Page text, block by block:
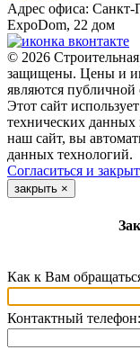
Адрес офиса: Санкт-
ExpoDom, 22 дом
© 2026
защищены. Цены и
являются публичной
Этот сайт
технических данных
наш сайт, вы
данных технологий.
Согласиться и
закрыть ×
Как к Вам
Контактный телефон: